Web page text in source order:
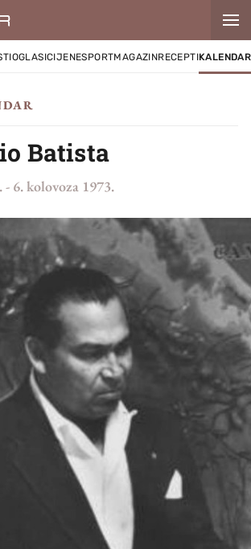
OGLASICIJENESPORTMAGAZINRECEPTIKALENDAR
Batista
- 6. kolovoza 1973.